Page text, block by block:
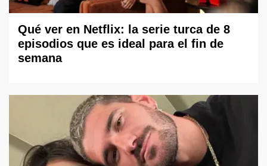
Qué ver en Netflix: la serie turca de 8
episodios que es ideal para el fin de
semana